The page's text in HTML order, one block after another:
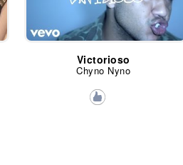
Victorioso
Chyno Nyno